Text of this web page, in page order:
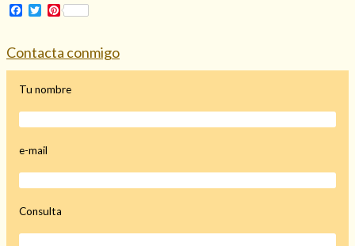
Cómo recuperar a mi ex
Hechizo de amor(593)
Infidelidad(104)
Oraciones(3)
Rituales(72)
Tarot online(372)
Mi rincón
Mi Blog
¿Qué es el tarot?
Facebook
TwitterPinterest
Contacta conmigo
Tu nombre
e-mail
Consulta